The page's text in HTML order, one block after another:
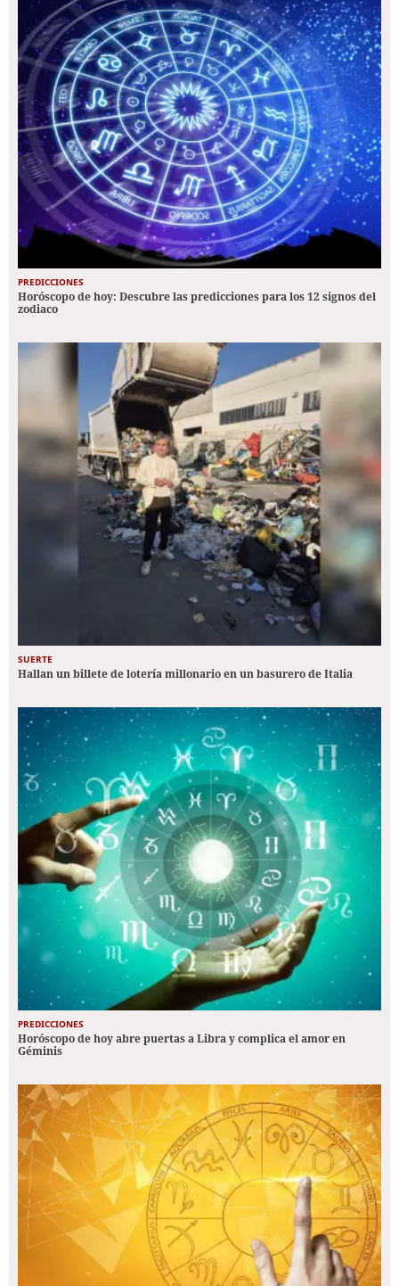
PREDICCIONES
Horóscopo de hoy: Descubre las predicciones para los 12 signos del
zodiaco
SUERTE
Hallan un billete de lotería millonario en un basurero de Italia
PREDICCIONES
Horóscopo de hoy abre puertas a Libra y complica el amor en
Géminis